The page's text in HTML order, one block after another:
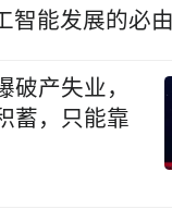
智能发展的必
破产失业，
蓄，只能靠